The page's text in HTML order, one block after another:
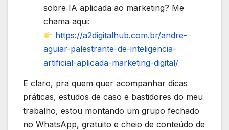
sobre IA aplicada ao marketing? Me
chama aqui:
https://a2digitalhub.com.br/andre-
aguiar-palestrante-de-inteligencia-
artificial-aplicada-marketing-digital/
E claro, pra quem quer acompanhar dicas
práticas, estudos de caso e bastidores do meu
trabalho, estou montando um grupo fechado
no WhatsApp, gratuito e cheio de conteúdo de